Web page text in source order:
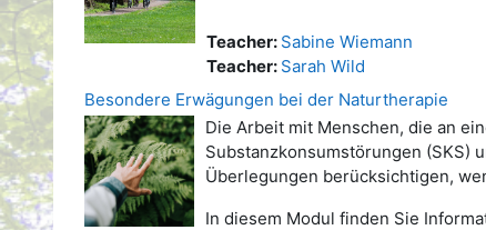
Teacher: Sabine Wiemann
Teacher: Sarah Wild
Besondere Erwägungen bei der Naturtherapie
Die Arbeit mit Menschen, die an
Substanzkonsumstörungen (SKS)
Überlegungen berücksichtigen,
In diesem Modul finden Sie